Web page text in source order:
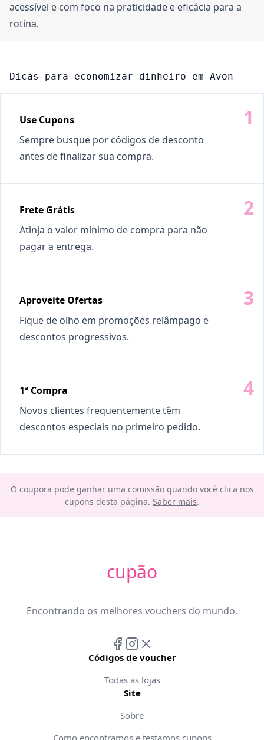
acessível e com foco na praticidade e eficácia para a
rotina.
Dicas para economizar dinheiro em Avon
Use Cupons
Sempre busque por códigos de desconto
antes de finalizar sua compra.
Frete Grátis
Atinja o valor mínimo de compra para não
pagar a entrega.
Aproveite Ofertas
Fique de olho em promoções relâmpago e
descontos progressivos.
1ª Compra
Novos clientes frequentemente têm
descontos especiais no primeiro pedido.
O coupora pode ganhar uma comissão quando você clica nos
cupons desta página. Saber mais.
cupão
Encontrando os melhores vouchers do mundo.
Códigos de voucher
Todas as lojas
Site
Sobre
Como encontramos e testamos cupons